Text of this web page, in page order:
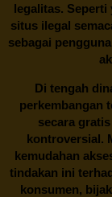
legalitas. Seperti
situs ilegal
sebagai
Di tengah
perkembangan
secara
kontroversial.
kemudahan
tindakan ini
konsumen,